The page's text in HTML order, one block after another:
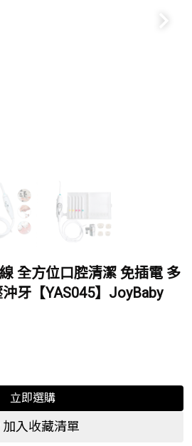
全方位口腔清潔 免插電 多
牙【YAS045】JoyBaby
立即選購
加入收藏清單